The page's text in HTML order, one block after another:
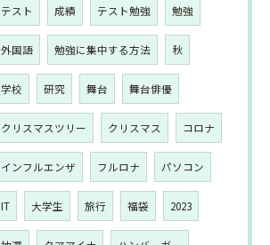
テスト 成績 テスト勉強 勉強
外国語 勉強に集中する方法 秋
学校 研究 舞台 舞台俳優
クリスマスツリー クリスマス コロナ
インフルエンザ フルロナ パソコン
IT 大学生 旅行 福袋 2023